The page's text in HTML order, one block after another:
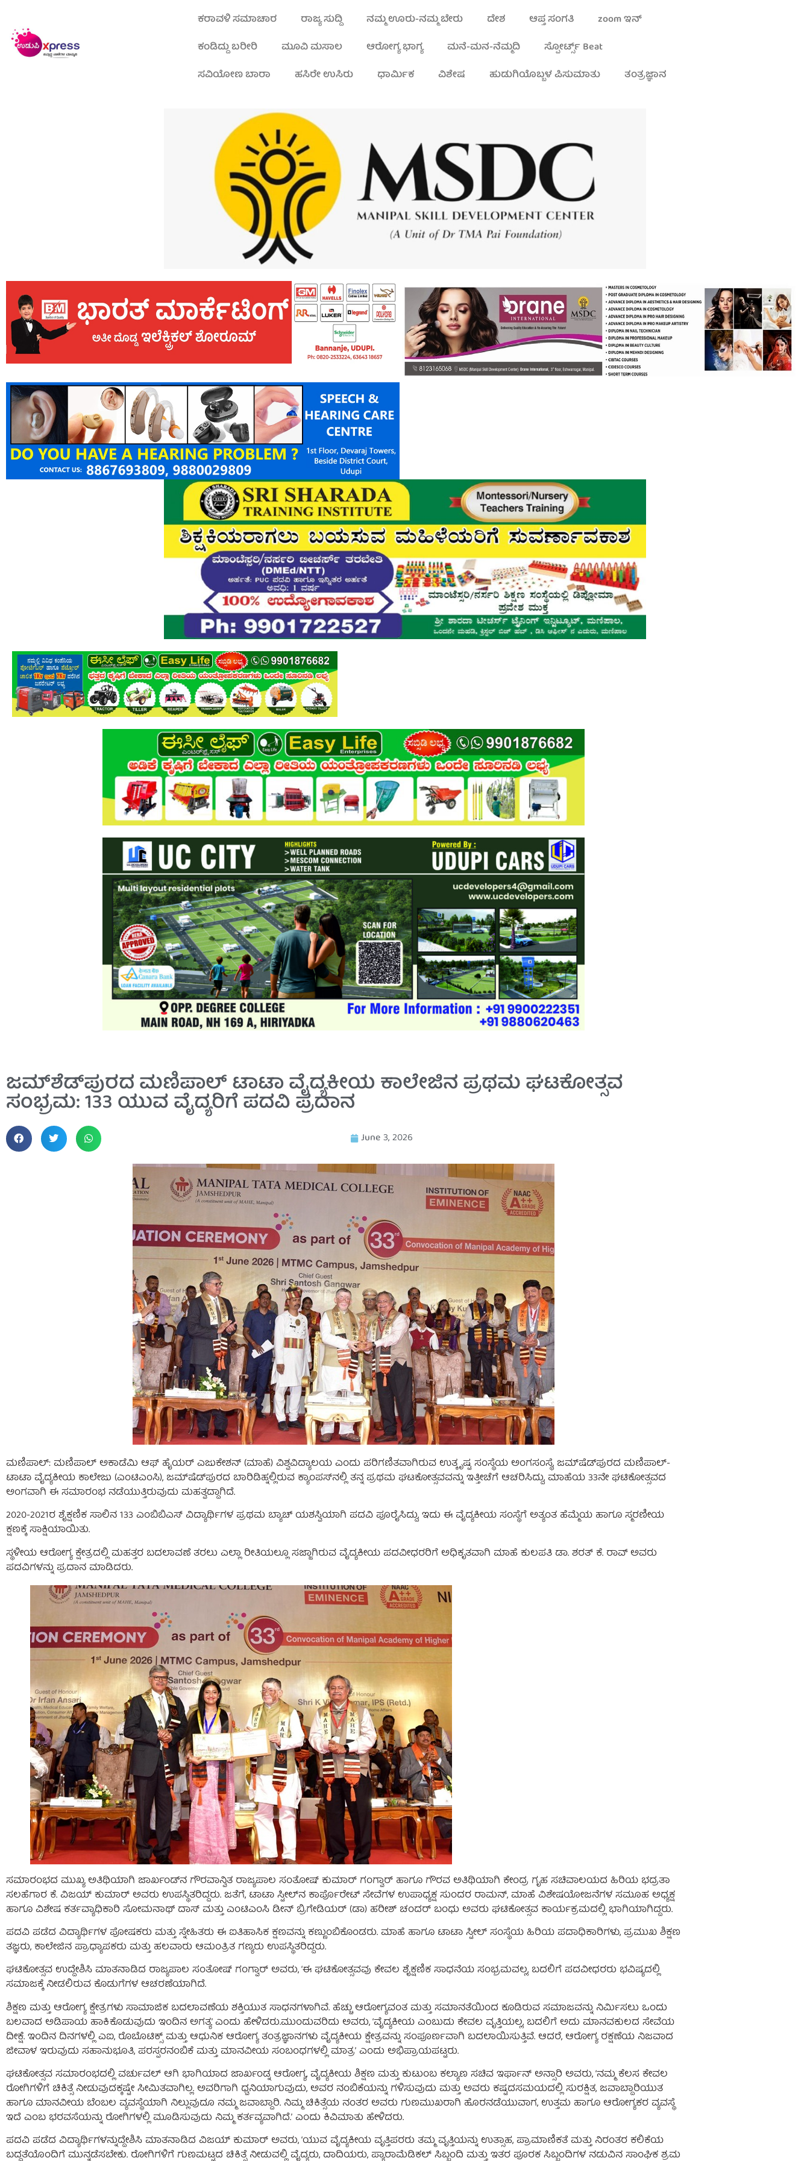
ಕರಾವಳಿ ಸಮಾಚಾರ ರಾಜ್ಯ ಸುದ್ದಿ ನಮ್ಮ ಊರು-ನಮ್ಮ ಬೇರು ದೇಶ ಆಪ್ತ ಸಂಗತಿ
zoom ಇನ್
ಕಂಡಿದ್ದು ಬರೀರಿ
ಮೂವಿ ಮಸಾಲ ಆರೋಗ್ಯ ಭಾಗ್ಯ ಮನೆ-ಮನ-ನೆಮ್ಮದಿ
ಸ್ಪೋರ್ಟ್ಸ್ Beat
ಸವಿಯೋಣ ಬಾರಾ
ಹಸಿರೇ ಉಸಿರು ಧಾರ್ಮಿಕ ವಿಶೇಷ ಹುಡುಗಿಯೊಬ್ಬಳ ಪಿಸುಮಾತು ತಂತ್ರಜ್ಞಾನ
ಜಮ್‌ಶೆಡ್‌ಪುರದ ಮಣಿಪಾಲ್ ಟಾಟಾ ವೈದ್ಯಕೀಯ ಕಾಲೇಜಿನ ಪ್ರಥಮ ಘಟಕೋತ್ಸವ
ಸಂಭ್ರಮ: 133 ಯುವ ವೈದ್ಯರಿಗೆ ಪದವಿ ಪ್ರದಾನ
June 3, 2026
ಮಣಿಪಾಲ್: ಮಣಿಪಾಲ್ ಅಕಾಡೆಮಿ ಆಫ್ ಹೈಯರ್ ಎಜುಕೇಶನ್ (ಮಾಹೆ) ವಿಶ್ವವಿದ್ಯಾಲಯ ಎಂದು ಪರಿಗಣಿತವಾಗಿರುವ ಉತ್ಕೃಷ್ಟ ಸಂಸ್ಥೆಯ ಅಂಗಸಂಸ್ಥೆ, ಜಮ್‌ಷೆಡ್‌ಪುರದ ಮಣಿಪಾಲ್-
ಟಾಟಾ ವೈದ್ಯಕೀಯ ಕಾಲೇಜು (ಎಂಟಿಎಂಸಿ), ಜಮ್‌ಷೆಡ್‌ಪುರದ ಬಾರಿಡಿಹ್ನಲ್ಲಿರುವ ಕ್ಯಾಂಪಸ್‌ನಲ್ಲಿ ತನ್ನ ಪ್ರಥಮ ಘಟಕೋತ್ಸವವನ್ನು ಇತ್ತೀಚೆಗೆ ಆಚರಿಸಿದ್ದು, ಮಾಹೆಯ 33ನೇ ಘಟಿಕೋತ್ಸವದ
ಅಂಗವಾಗಿ ಈ ಸಮಾರಂಭ ನಡೆಯುತ್ತಿರುವುದು ಮಹತ್ವದ್ದಾಗಿದೆ.
2020-2021ರ ಶೈಕ್ಷಣಿಕ ಸಾಲಿನ 133 ಎಂಬಿಬಿಎಸ್ ವಿದ್ಯಾರ್ಥಿಗಳ ಪ್ರಥಮ ಬ್ಯಾಚ್ ಯಶಸ್ವಿಯಾಗಿ ಪದವಿ ಪೂರೈಸಿದ್ದು, ಇದು ಈ ವೈದ್ಯಕೀಯ ಸಂಸ್ಥೆಗೆ ಅತ್ಯಂತ ಹೆಮ್ಮೆಯ ಹಾಗೂ ಸ್ಮರಣೀಯ
ಕ್ಷಣಕ್ಕೆ ಸಾಕ್ಷಿಯಾಯಿತು.
ಸ್ಥಳೀಯ ಆರೋಗ್ಯ ಕ್ಷೇತ್ರದಲ್ಲಿ ಮಹತ್ತರ ಬದಲಾವಣೆ ತರಲು ಎಲ್ಲಾ ರೀತಿಯಲ್ಲೂ ಸಜ್ಜಾಗಿರುವ ವೈದ್ಯಕೀಯ ಪದವೀಧರರಿಗೆ ಅಧಿಕೃತವಾಗಿ ಮಾಹೆ ಕುಲಪತಿ ಡಾ. ಶರತ್ ಕೆ. ರಾವ್ ಅವರು
ಪದವಿಗಳನ್ನು ಪ್ರದಾನ ಮಾಡಿದರು.
ಸಮಾರಂಭದ ಮುಖ್ಯ ಅತಿಥಿಯಾಗಿ ಜಾರ್ಖಂಡ್‌ನ ಗೌರವಾನ್ವಿತ ರಾಜ್ಯಪಾಲ ಸಂತೋಷ್ ಕುಮಾರ್‌ ಗಂಗ್ವಾರ್ ಹಾಗೂ ಗೌರವ ಅತಿಥಿಯಾಗಿ ಕೇಂದ್ರ ಗೃಹ ಸಚಿವಾಲಯದ ಹಿರಿಯ ಭದ್ರತಾ
ಸಲಹೆಗಾರ ಕೆ. ವಿಜಯ್ ಕುಮಾರ್ ಅವರು ಉಪಸ್ಥಿತರಿದ್ದರು. ಜತೆಗೆ, ಟಾಟಾ ಸ್ಟೀಲ್‌ನ ಕಾರ್ಪೊರೇಟ್ ಸೇವೆಗಳ ಉಪಾಧ್ಯಕ್ಷ ಸುಂದರ ರಾಮನ್, ಮಾಹೆ ವಿಶೇಷಯೋಜನೆಗಳ ಸಮೂಹ ಅಧ್ಯಕ್ಷ
ಹಾಗೂ ವಿಶೇಷ ಕರ್ತವ್ಯಾಧಿಕಾರಿ ಸೋಮನಾಥ್ ದಾಸ್ ಮತ್ತು ಎಂಟಿಎಂಸಿ ಡೀನ್ ಬ್ರಿಗೇಡಿಯರ್ (ಡಾ) ಹರೀಶ್‌ ಚಂದರ್‌ ಬಂಧು ಅವರು ಘಟಿಕೋತ್ಸವ ಕಾರ್ಯಕ್ರಮದಲ್ಲಿ ಭಾಗಿಯಾಗಿದ್ದರು.
ಪದವಿ ಪಡೆದ ವಿದ್ಯಾರ್ಥಿಗಳ ಪೋಷಕರು ಮತ್ತು ಸ್ನೇಹಿತರು ಈ ಐತಿಹಾಸಿಕ ಕ್ಷಣವನ್ನು ಕಣ್ಣುಂಬಿಕೊಂಡರು. ಮಾಹೆ ಹಾಗೂ ಟಾಟಾ ಸ್ಟೀಲ್ ಸಂಸ್ಥೆಯ ಹಿರಿಯ ಪದಾಧಿಕಾರಿಗಳು, ಪ್ರಮುಖ ಶಿಕ್ಷಣ
ತಜ್ಞರು, ಕಾಲೇಜಿನ ಪ್ರಾಧ್ಯಾಪಕರು ಮತ್ತು ಹಲವಾರು ಆಮಂತ್ರಿತ ಗಣ್ಯರು ಉಪಸ್ಥಿತರಿದ್ದರು.
ಘಟಿಕೋತ್ಸವ ಉದ್ದೇಶಿಸಿ ಮಾತನಾಡಿದ ರಾಜ್ಯಪಾಲ ಸಂತೋಷ್ ಗಂಗ್ವಾರ್ ಅವರು, ‘ಈ ಘಟಿಕೋತ್ಸವವು ಕೇವಲ ಶೈಕ್ಷಣಿಕ ಸಾಧನೆಯ ಸಂಭ್ರಮವಲ್ಲ, ಬದಲಿಗೆ ಪದವೀಧರರು ಭವಿಷ್ಯದಲ್ಲಿ
ಸಮಾಜಕ್ಕೆ ನೀಡಲಿರುವ ಕೊಡುಗೆಗಳ ಆಚರಣೆಯಾಗಿದೆ.
ಶಿಕ್ಷಣ ಮತ್ತು ಆರೋಗ್ಯ ಕ್ಷೇತ್ರಗಳು ಸಾಮಾಜಿಕ ಬದಲಾವಣೆಯ ಶಕ್ತಿಯುತ ಸಾಧನಗಳಾಗಿವೆ. ಹೆಚ್ಚು ಆರೋಗ್ಯವಂತ ಮತ್ತು ಸಮಾನತೆಯಿಂದ ಕೂಡಿರುವ ಸಮಾಜವನ್ನು ನಿರ್ಮಿಸಲು ಒಂದು
ಬಲವಾದ ಅಡಿಪಾಯ ಹಾಕಿಕೊಡುವುದು ಇಂದಿನ ಅಗತ್ಯ’ ಎಂದು ಹೇಳಿದರು.ಮುಂದುವರಿದು ಅವರು, ‘ವೈದ್ಯಕೀಯ ಎಂಬುದು ಕೇವಲ ವೃತ್ತಿಯಲ್ಲ, ಬದಲಿಗೆ ಅದು ಮಾನವಕುಲದ ಸೇವೆಯ
ದೀಕ್ಷೆ. ಇಂದಿನ ದಿನಗಳಲ್ಲಿ ಎಐ, ರೊಬೊಟಿಕ್ಸ್ ಮತ್ತು ಆಧುನಿಕ ಆರೋಗ್ಯ ತಂತ್ರಜ್ಞಾನಗಳು ವೈದ್ಯಕೀಯ ಕ್ಷೇತ್ರವನ್ನು ಸಂಪೂರ್ಣವಾಗಿ ಬದಲಾಯಿಸುತ್ತಿವೆ. ಆದರೆ, ಆರೋಗ್ಯ ರಕ್ಷಣೆಯ ನಿಜವಾದ
ಜೀವಾಳ ಇರುವುದು ಸಹಾನುಭೂತಿ, ಪರಸ್ಪರನಂಬಿಕೆ ಮತ್ತು ಮಾನವೀಯ ಸಂಬಂಧಗಳಲ್ಲಿ ಮಾತ್ರʼ ಎಂದು ಅಭಿಪ್ರಾಯಪಟ್ಟರು.
ಘಟಿಕೋತ್ಸವ ಸಮಾರಂಭದಲ್ಲಿ ವರ್ಚುವಲ್ ಆಗಿ ಭಾಗಿಯಾದ ಜಾರ್ಖಂಡ್ನ ಆರೋಗ್ಯ, ವೈದ್ಯಕೀಯ ಶಿಕ್ಷಣ ಮತ್ತು ಕುಟುಂಬ ಕಲ್ಯಾಣ ಸಚಿವ ಇರ್ಫಾನ್ ಅನ್ಸಾರಿ ಅವರು, ‘ನಮ್ಮ ಕೆಲಸ ಕೇವಲ
ರೋಗಿಗಳಿಗೆ ಚಿಕಿತ್ಸೆ ನೀಡುವುದಕ್ಕಷ್ಟೇ ಸೀಮಿತವಾಗಿಲ್ಲ. ಅವರಿಗಾಗಿ ಧ್ವನಿಯಾಗುವುದು, ಅವರ ನಂಬಿಕೆಯನ್ನು ಗಳಿಸುವುದು ಮತ್ತು ಅವರು ಕಷ್ಟದಸಮಯದಲ್ಲಿ ಸುರಕ್ಷಿತ, ಜವಾಬ್ದಾರಿಯುತ
ಹಾಗೂ ಮಾನವೀಯ ಬೆಂಬಲ ವ್ಯವಸ್ಥೆಯಾಗಿ ನಿಲ್ಲುವುದೂ ನಮ್ಮ ಜವಾಬ್ದಾರಿ. ನಿಮ್ಮ ಚಿಕಿತ್ಸೆಯ ನಂತರ ಅವರು ಗುಣಮುಖರಾಗಿ ಹೊರನಡೆಯುವಾಗ, ಉತ್ತಮ ಹಾಗೂ ಆರೋಗ್ಯಕರ ವ್ಯವಸ್ಥೆ
ಇದೆ ಎಂಬ ಭರವಸೆಯನ್ನು ರೋಗಿಗಳಲ್ಲಿ ಮೂಡಿಸುವುದು ನಿಮ್ಮ ಕರ್ತವ್ಯವಾಗಿದೆ.ʼ ಎಂದು ಕಿವಿಮಾತು ಹೇಳಿದರು.
ಪದವಿ ಪಡೆದ ವಿದ್ಯಾರ್ಥಿಗಳನ್ನುದ್ದೇಶಿಸಿ ಮಾತನಾಡಿದ ವಿಜಯ್ ಕುಮಾರ್ ಅವರು, ‘ಯುವ ವೈದ್ಯಕೀಯ ವೃತ್ತಿಪರರು ತಮ್ಮ ವೃತ್ತಿಯನ್ನು ಉತ್ಸಾಹ, ಪ್ರಾಮಾಣಿಕತೆ ಮತ್ತು ನಿರಂತರ ಕಲಿಕೆಯ
ಬದ್ಧತೆಯೊಂದಿಗೆ ಮುನ್ನಡೆಸಬೇಕು. ರೋಗಿಗಳಿಗೆ ಗುಣಮಟ್ಟದ ಚಿಕಿತ್ಸೆ ನೀಡುವಲ್ಲಿ ವೈದ್ಯರು, ದಾದಿಯರು, ಪ್ಯಾರಾಮೆಡಿಕಲ್ ಸಿಬ್ಬಂದಿ ಮತ್ತು ಇತರ ಪೂರಕ ಸಿಬ್ಬಂದಿಗಳ ನಡುವಿನ ಸಾಂಘಿಕ ಶ್ರಮ